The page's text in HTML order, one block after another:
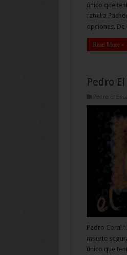
único que
familia
opciones.
Read More »
Pedro
Pedro El
Pedro Coral
muerte
único que